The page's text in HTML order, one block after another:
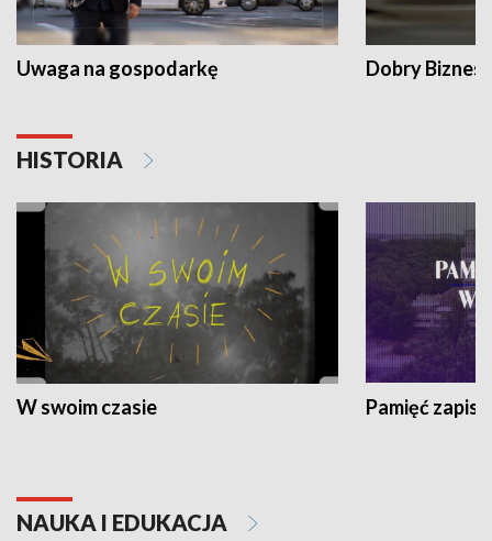
Uwaga na gospodarkę Dobry Biznes
HISTORIA
W swoim czasie Pamięć
NAUKA I EDUKACJA